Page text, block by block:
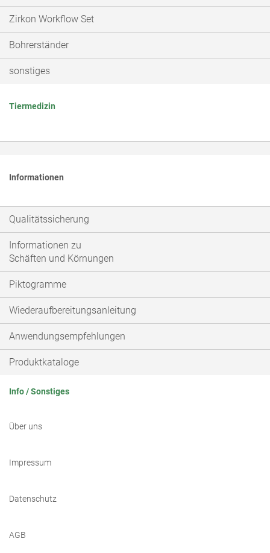
Zirkon Workflow Set
Bohrerständer
sonstiges
Tiermedizin
Informationen
Qualitätssicherung
Informationen zu
Schäften und Körnungen
Piktogramme
Wiederaufbereitungsanleitung
Anwendungsempfehlungen
Produktkataloge
Info / Sonstiges
Über uns
Impressum
Datenschutz
AGB